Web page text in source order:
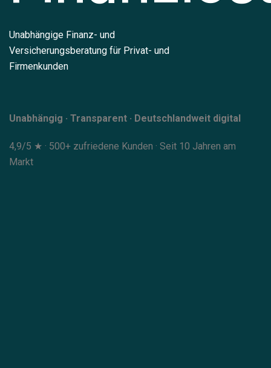
Unabhängige Finanz- und
Versicherungsberatung für Privat- und
Firmenkunden
Unabhängig · Transparent · Deutschlandweit digital
4,9/5 ★ · 500+ zufriedene Kunden · Seit 10 Jahren am
Markt